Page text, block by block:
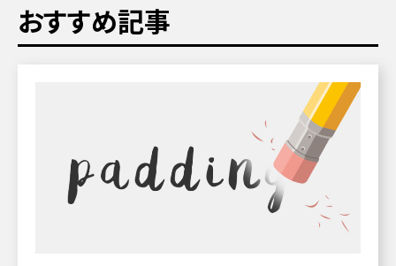
おすすめ記事